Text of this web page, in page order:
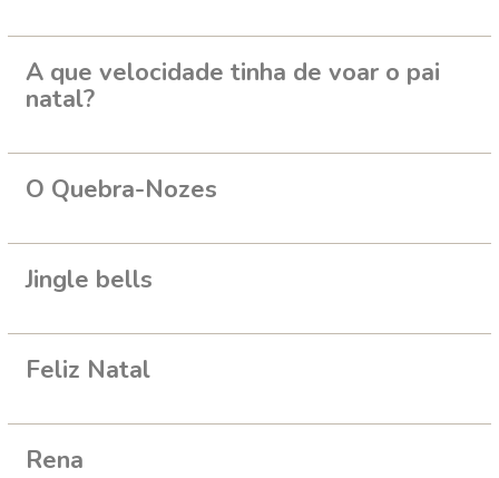
A que velocidade tinha de voar o pai
natal?
O Quebra-Nozes
Jingle bells
Feliz Natal
Rena